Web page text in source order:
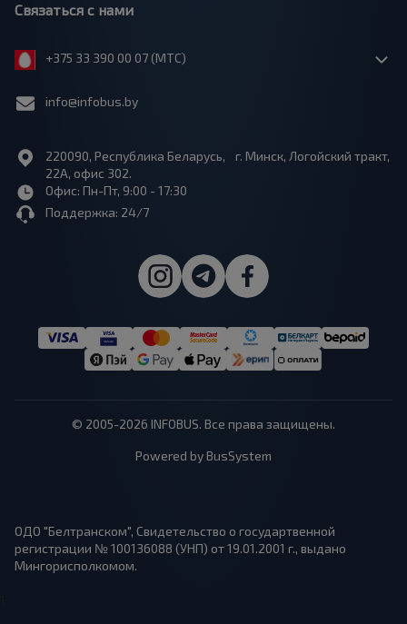
Связаться с нами
+375 33 390 00 07 (МТС)
info@infobus.by
220090, Республика Беларусь, г. Минск, Логойский тракт,
22А, офис 302.
Офис: Пн-Пт, 9:00 - 17:30
Поддержка: 24/7
© 2005-2026 INFOBUS. Все права защищены.
Powered by BusSystem
ОДО "Белтранском", Свидетельство о государтвенной
регистрации № 100136088 (УНП) от 19.01.2001 г., выдано
Мингорисполкомом.